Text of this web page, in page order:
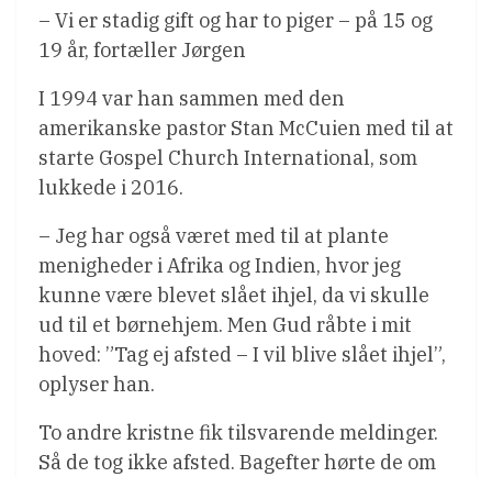
– Vi er stadig gift og har to piger – på 15 og
19 år, fortæller Jørgen
I 1994 var han sammen med den
amerikanske pastor Stan McCuien med til at
starte Gospel Church International, som
lukkede i 2016.
– Jeg har også været med til at plante
menigheder i Afrika og Indien, hvor jeg
kunne være blevet slået ihjel, da vi skulle
ud til et børnehjem. Men Gud råbte i mit
hoved: ”Tag ej afsted – I vil blive slået ihjel”,
oplyser han.
To andre kristne fik tilsvarende meldinger.
Så de tog ikke afsted. Bagefter hørte de om